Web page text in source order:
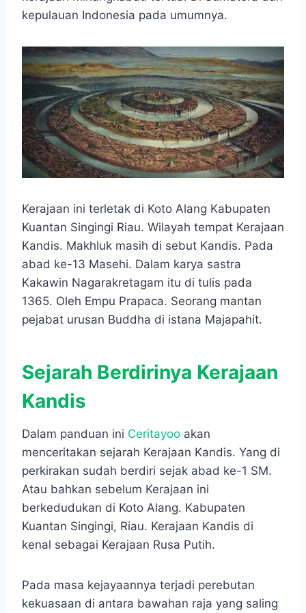
o
o
A
p
n
g
r
r
a
kepulauan Indonesia pada umumnya.
Kerajaan ini terletak di Koto Alang Kabupaten
Kuantan Singingi Riau. Wilayah tempat Kerajaan
Kandis. Makhluk masih di sebut Kandis. Pada
abad ke-13 Masehi. Dalam karya sastra
Kakawin Nagarakretagam itu di tulis pada
1365. Oleh Empu Prapaca. Seorang mantan
pejabat urusan Buddha di istana Majapahit.
Sejarah Berdirinya Kerajaan
Kandis
Dalam panduan ini Ceritayoo akan
menceritakan sejarah Kerajaan Kandis. Yang di
perkirakan sudah berdiri sejak abad ke-1 SM.
Atau bahkan sebelum Kerajaan ini
berkedudukan di Koto Alang. Kabupaten
Kuantan Singingi, Riau. Kerajaan Kandis di
kenal sebagai Kerajaan Rusa Putih.
Pada masa kejayaannya terjadi perebutan
kekuasaan di antara bawahan raja yang saling